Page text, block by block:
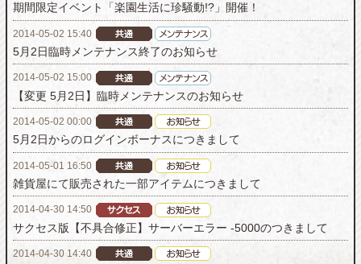
期間限定イベント「楽園生活に珍騒動!?」開催！
2014-05-02 15:40
5月2日臨時メンテナンス終了のお知らせ
2014-05-02 15:00
【変更 5月2日】臨時メンテナンスのお知らせ
2014-05-02 00:00
5月2日からのログインボーナスにつきまして
2014-05-01 16:50
雑貨屋にて販売された一部アイテムにつきまして
2014-04-30 14:50
サクセス版【不具合修正】サーバーエラー -5000のつきまして
2014-04-30 14:40